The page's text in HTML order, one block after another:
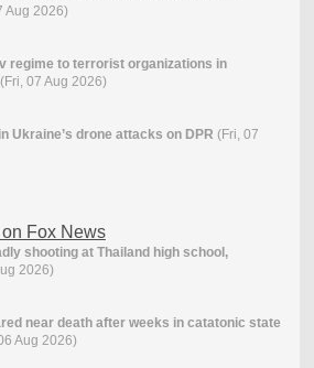
Aug 2026)
regime to terrorist organizations in
(Fri, 07 Aug 2026)
Ukraine’s drone attacks on DPR (Fri, 07
Fox News
shooting at Thailand high school,
2026)
near death after weeks in catatonic state
Aug 2026)